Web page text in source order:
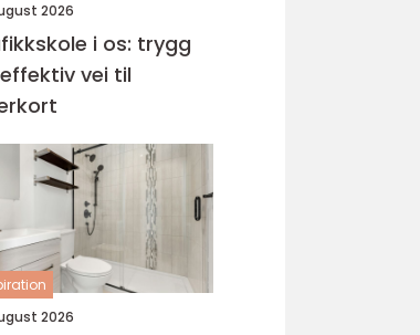
2026
i os: trygg
vei til
2026